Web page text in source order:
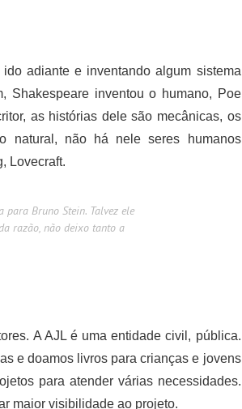
adiante e inventando algum sistema
Shakespeare inventou o humano, Poe
as histórias dele são mecânicas, os
natural, não há nele seres humanos
Lovecraft.
Bruno Stein. Talvez ele
razão, não deixo tanto a
A AJL é uma entidade civil, pública.
e doamos livros para crianças e jovens
para atender várias necessidades.
maior visibilidade ao projeto.